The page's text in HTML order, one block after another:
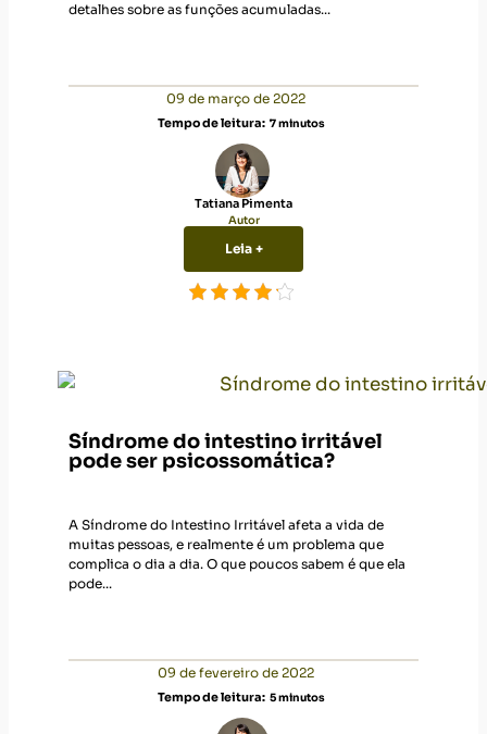
detalhes sobre as funções acumuladas...
09 de março de 2022
Tempo de leitura: 7minutos
Tatiana Pimenta
Autor
Leia +
Síndrome do intestino irritável
pode ser psicossomática?
A Síndrome do Intestino Irritável afeta a vida de
muitas pessoas, e realmente é um problema que
complica o dia a dia. O que poucos sabem é que ela
pode...
09 de fevereiro de 2022
Tempo de leitura: 5minutos